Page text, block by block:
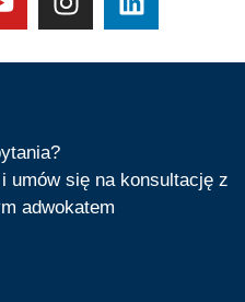
i umów się na konsultację z
adwokatem